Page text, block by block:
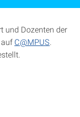
und Dozenten der
aufC@MPUS